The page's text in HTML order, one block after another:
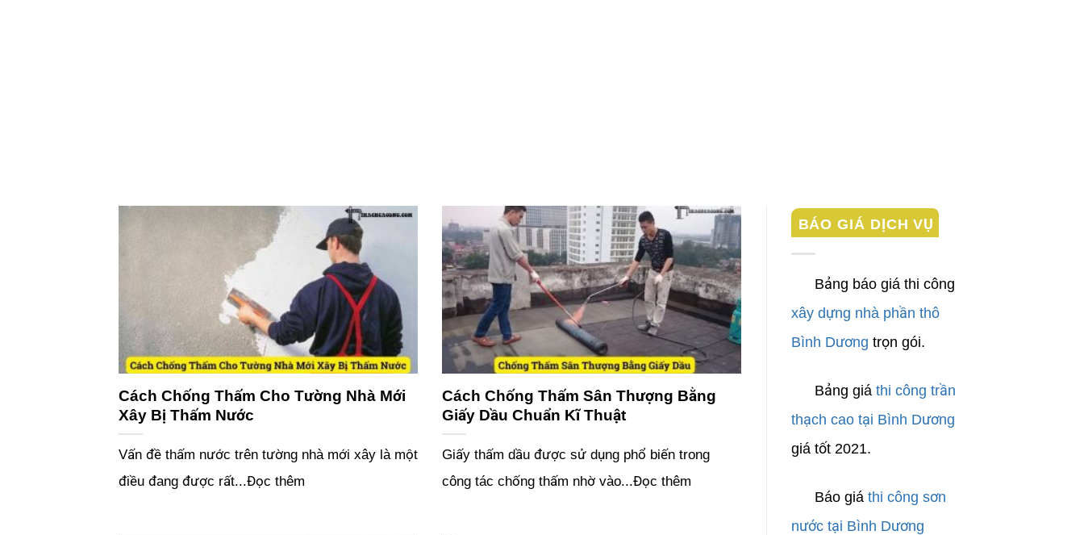
Cách Chống Thấm Cho Tường Nhà Mới
Xây Bị Thấm Nước
Vấn đề thấm nước trên tường nhà mới xây là một
điều đang được rất...Đọc thêm
Cách Chống Thấm Sân Thượng Bằng
Giấy Dầu Chuẩn Kĩ Thuật
Giấy thấm dầu được sử dụng phổ biến trong
công tác chống thấm nhờ vào...Đọc thêm
BÁO GIÁ DỊCH VỤ
Bảng báo giá thi công
xây dựng nhà phần thô
Bình Dương trọn gói.
Bảng giá thi công trần
thạch cao tại Bình Dương
giá tốt 2021.
Báo giá thi công sơn
nước tại Bình Dương